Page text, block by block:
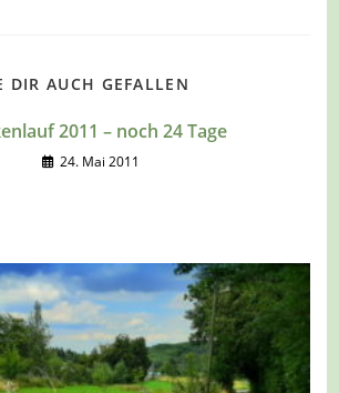
DIR AUCH GEFALLEN
2011 – noch 24 Tage
24. Mai 2011